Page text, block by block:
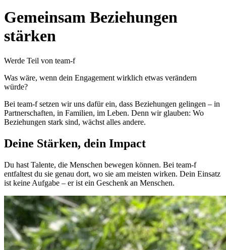
Gemeinsam Beziehungen
stärken
Werde Teil von team-f
Was wäre, wenn dein Engagement wirklich etwas verändern
würde?
Bei team-f setzen wir uns dafür ein, dass Beziehungen gelingen – in
Partnerschaften, in Familien, im Leben. Denn wir glauben: Wo
Beziehungen stark sind, wächst alles andere.
Deine Stärken, dein Impact
Du hast Talente, die Menschen bewegen können. Bei team-f
entfaltest du sie genau dort, wo sie am meisten wirken. Dein Einsatz
ist keine Aufgabe – er ist ein Geschenk an Menschen.